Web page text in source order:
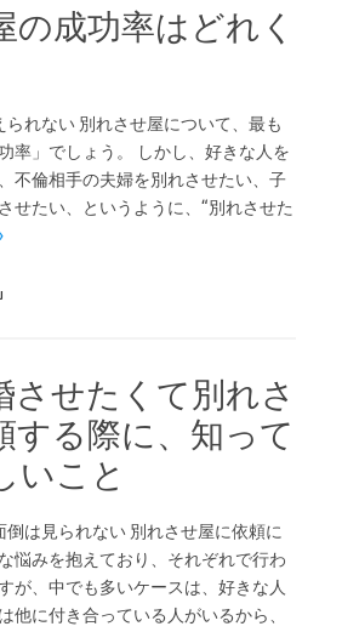
の成功率はどれく
れない 別れさせ屋について、最も
率」でしょう。 しかし、好きな人を
不倫相手の夫婦を別れさせたい、子
せたい、というように、“別れさせた
させたくて別れさ
する際に、知って
いこと
は見られない 別れさせ屋に依頼に
悩みを抱えており、それぞれで行わ
が、中でも多いケースは、好きな人
他に付き合っている人がいるから、